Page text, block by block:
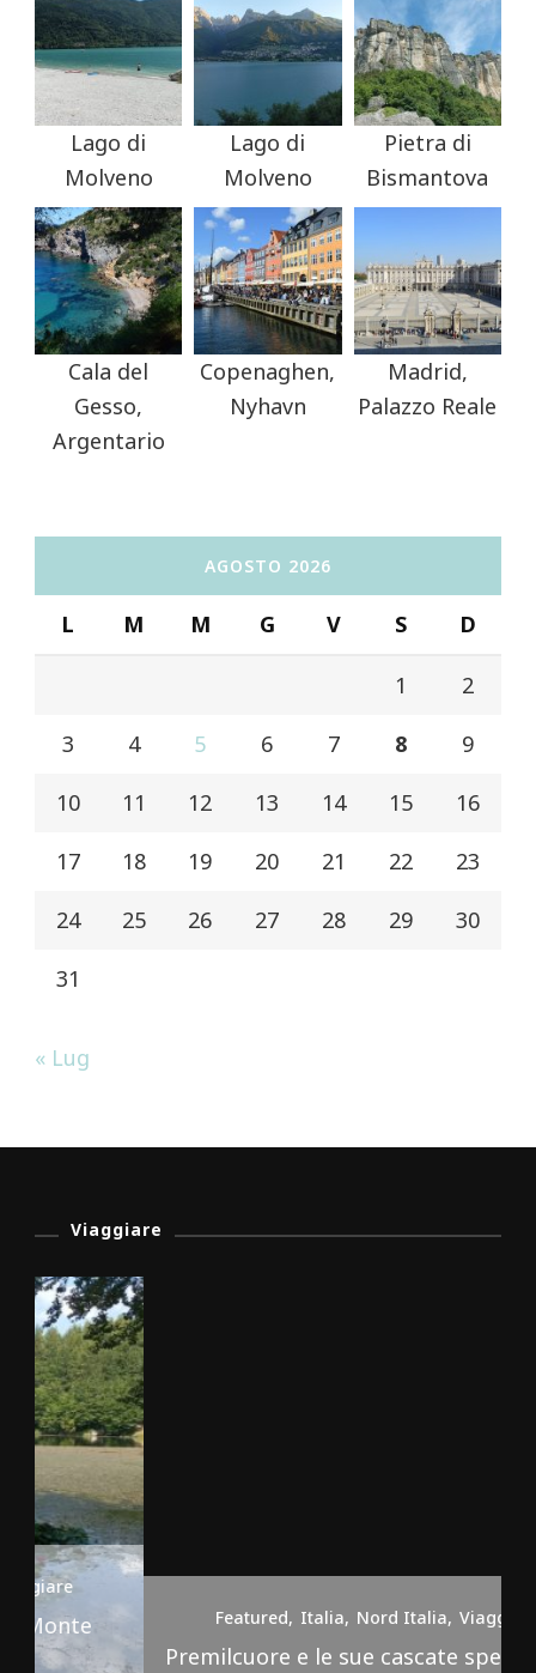
Lago di
Molveno
Lago di
Molveno
Pietra di
Bismantova
Cala del
Gesso,
Argentario
Copenaghen,
Nyhavn
Madrid,
Palazzo Reale
AGOSTO 2026
L M M G V S D
1 2
3 4 5 6 7 8 9
10 11 12 13 14 15 16
17 18 19 20 21 22 23
24 25 26 27 28 29 30
31
« Lug
Viaggiare
Italia Nord Italia Viaggiare
Premilcuore e le sue cascate spettacolari